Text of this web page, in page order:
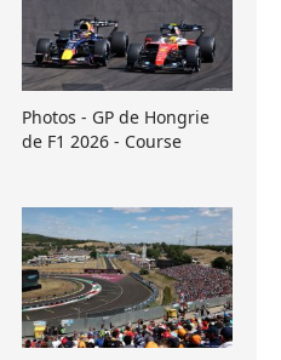
Photos - GP de Hongrie
de F1 2026 - Course